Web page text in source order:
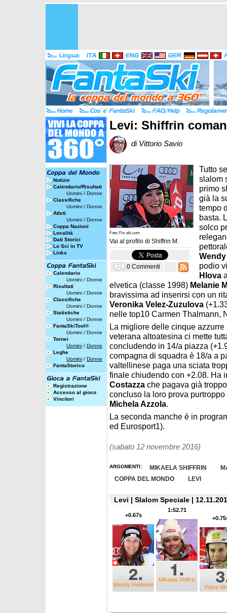
Notizie
Calendario/Risultati
Uomini / Donne
Classifiche
Uomini / Donne
Atleti
Uomini / Donne
Coppa Nazioni
Località
Dati Storici
Lo Sci in TV
Links
Calendario
Uomini / Donne
Risultati
Uomini / Donne
Classifiche
Uomini / Donne
Statistiche
Uomini / Donne
FantaSkiTool®
Uomini / Donne
Tornei
Uomini / Donne
Leghe
Uomini / Donne
FantaStorico
Registrazione
Accesso al gioco
Vincitori
Levi: Shiffrin
di Vittorio Savio
Foto: Fis-ski.com
Vai al profilo di Shiffrin M.
0 Commenti
Tutto
slalom
primo
già la
tempo
basta.
solco
podio
Hlova
elvetica (classe 1998) Melanie
bravissima ad inserirsi con un
Veronika Velez-Zuzulova
nelle top10 Carmen Thalmann,
La migliore delle cinque
veterana altoatesina ci mette
concludendo in 14/a piazza
compagna di squadra è 18/a a
valtellinese paga una sciata
finale chiudendo con +2.08. Ha
Costazza che pagava già
concluso la loro prova
Michela Azzola.
La seconda manche è in
ed Eurosport1).
(sabato 12 novembre 2016)
ARGOMENTI: MIKAELA SHIFFRIN
COPPA DEL MONDO
LEVI
Levi | Slalom Speciale |
Mikaela Shiffrin
1:52.71
Wendy Holdener
+0.67s
Petra